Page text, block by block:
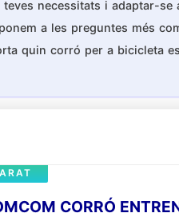
necessitats i adaptar-
a les preguntes més
quin corró per a bicicleta
CORRÓ